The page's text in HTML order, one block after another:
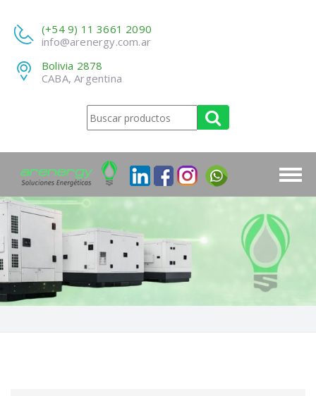
(+54 9) 11 3661 2090
info@arenergy.com.ar
Bolivia 2878
CABA, Argentina